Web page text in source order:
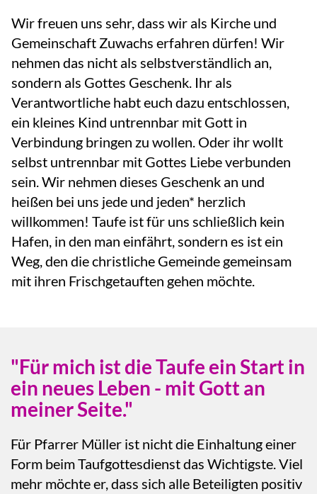
Wir freuen uns sehr, dass wir als Kirche und
Gemeinschaft Zuwachs erfahren dürfen! Wir
nehmen das nicht als selbstverständlich an,
sondern als Gottes Geschenk. Ihr als
Verantwortliche habt euch dazu entschlossen,
ein kleines Kind untrennbar mit Gott in
Verbindung bringen zu wollen. Oder ihr wollt
selbst untrennbar mit Gottes Liebe verbunden
sein. Wir nehmen dieses Geschenk an und
heißen bei uns jede und jeden* herzlich
willkommen! Taufe ist für uns schließlich kein
Hafen, in den man einfährt, sondern es ist ein
Weg, den die christliche Gemeinde gemeinsam
mit ihren Frischgetauften gehen möchte.
"Für mich ist die Taufe ein Start in
ein neues Leben - mit Gott an
meiner Seite."
Für Pfarrer Müller ist nicht die Einhaltung einer
Form beim Taufgottesdienst das Wichtigste. Viel
mehr möchte er, dass sich alle Beteiligten positiv